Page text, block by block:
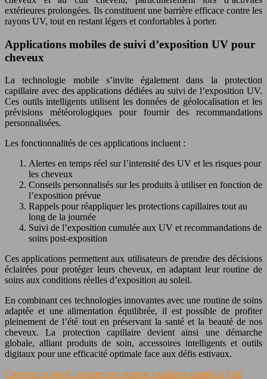
extérieures prolongées. Ils constituent une barrière efficace contre les
rayons UV, tout en restant légers et confortables à porter.
Applications mobiles de suivi d’exposition UV pour
cheveux
La technologie mobile s’invite également dans la protection
capillaire avec des applications dédiées au suivi de l’exposition UV.
Ces outils intelligents utilisent les données de géolocalisation et les
prévisions météorologiques pour fournir des recommandations
personnalisées.
Les fonctionnalités de ces applications incluent :
Alertes en temps réel sur l’intensité des UV et les risques pour
les cheveux
Conseils personnalisés sur les produits à utiliser en fonction de
l’exposition prévue
Rappels pour réappliquer les protections capillaires tout au
long de la journée
Suivi de l’exposition cumulée aux UV et recommandations de
soins post-exposition
Ces applications permettent aux utilisateurs de prendre des décisions
éclairées pour protéger leurs cheveux, en adaptant leur routine de
soins aux conditions réelles d’exposition au soleil.
En combinant ces technologies innovantes avec une routine de soins
adaptée et une alimentation équilibrée, il est possible de profiter
pleinement de l’été tout en préservant la santé et la beauté de nos
cheveux. La protection capillaire devient ainsi une démarche
globale, alliant produits de soin, accessoires intelligents et outils
digitaux pour une efficacité optimale face aux défis estivaux.
Cheveux et soleil : adopter une routine capillaire adaptée à l’été